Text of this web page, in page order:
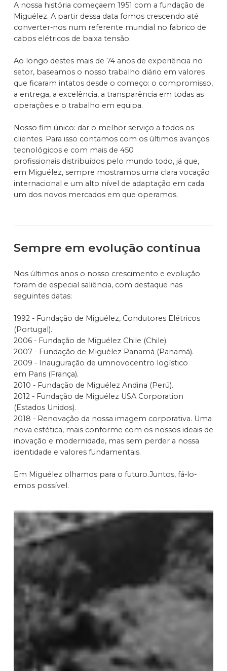
A nossa história começaem 1951 com a fundação de
Miguélez. A partir dessa data fomos crescendo até
converter-nos num referente mundial no fabrico de
cabos elétricos de baixa tensão.
Ao longo destes mais de 74 anos de experiência no
setor, baseamos o nosso trabalho diário em valores
que ficaram intatos desde o começo: o compromisso,
a entrega, a excelência, a transparência em todas as
operações e o trabalho em equipa.
Nosso fim único: dar o melhor serviço a todos os
clientes. Para isso contamos com os últimos avanços
tecnológicos e com mais de 450
profissionais distribuídos pelo mundo todo, já que,
em Miguélez, sempre mostramos uma clara vocação
internacional e um alto nível de adaptação em cada
um dos novos mercados em que operamos.
Sempre em evolução contínua
Nos últimos anos o nosso crescimento e evolução
foram de especial saliência, com destaque nas
seguintes datas:
1992 - Fundação de Miguélez, Condutores Elétricos
(Portugal).
2006 - Fundação de Miguélez Chile (Chile).
2007 - Fundação de Miguélez Panamá (Panamá).
2009 - Inauguração de umnovocentro logístico
em Paris (França).
2010 - Fundação de Miguélez Andina (Perú).
2012 - Fundação de Miguélez USA Corporation
(Estados Unidos).
2018 - Renovação da nossa imagem corporativa. Uma
nova estética, mais conforme com os nossos ideais de
inovação e modernidade, mas sem perder a nossa
identidade e valores fundamentais.
Em Miguélez olhamos para o futuro.Juntos, fá-lo-
emos possível.